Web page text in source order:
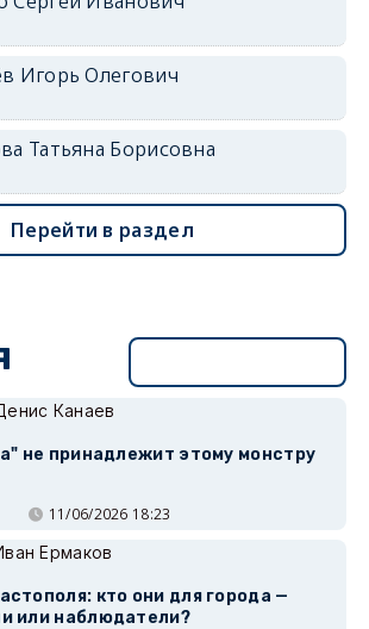
Игорь Олегович
Татьяна Борисовна
Перейти в раздел
Канаев
не принадлежит этому монстру
11/06/2026 18:23
Ермаков
кто они для города —
или наблюдатели?